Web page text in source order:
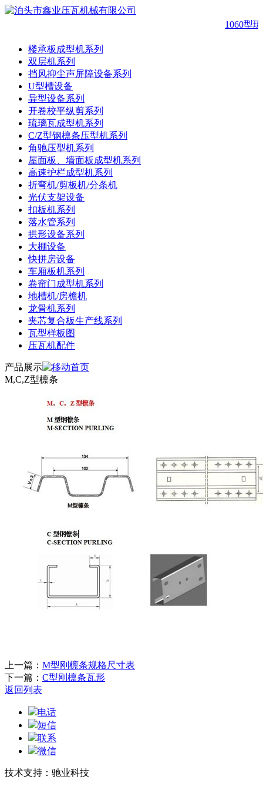
1060型
楼承板成型机系列
双层机系列
挡风抑尘声屏障设备系列
U型槽设备
异型设备系列
开卷校平纵剪系列
琉璃瓦成型机系列
C/Z型钢檩条压型机系列
角驰压型机系列
屋面板、墙面板成型机系列
高速护栏成型机系列
折弯机/剪板机/分条机
光伏支架设备
扣板机系列
落水管系列
拱形设备系列
大棚设备
快拼房设备
车厢板机系列
卷帘门成型机系列
地槽机/房檐机
龙骨机系列
夹芯复合板生产线系列
瓦型样板图
压瓦机配件
产品展示
M,C,Z型檩条
上一篇： M型刚檩条规格尺寸表
下一篇： C型刚檩条瓦形
返回列表
电话
短信
联系
微信
技术支持：驰业科技